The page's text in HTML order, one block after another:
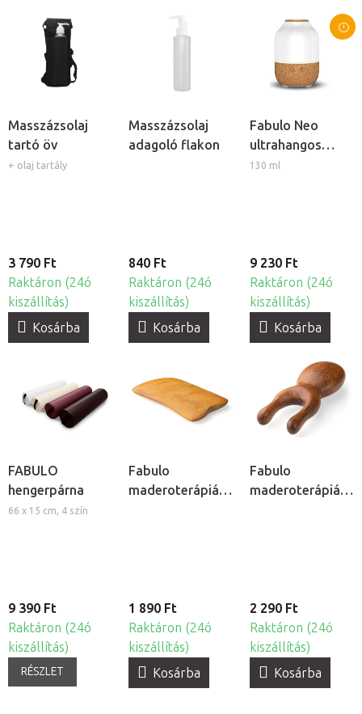
Masszázsolaj
tartó öv
+ olaj tartály
3 790 Ft
Raktáron (24ó
kiszállítás)
Kosárba
Masszázsolaj
adagoló flakon
840 Ft
Raktáron (24ó
kiszállítás)
Kosárba
Fabulo Neo
ultrahangos
aroma diffúzor
130 ml
9 230 Ft
Raktáron (24ó
kiszállítás)
Kosárba
FABULO
hengerpárna
66 x 15 cm, 4 szín
9 390 Ft
Raktáron (24ó
kiszállítás)
RÉSZLET
Fabulo
maderoterápiás
1 890 Ft
Raktáron (24ó
kiszállítás)
Kosárba
Fabulo
maderoterápiás
2 290 Ft
Raktáron (24ó
kiszállítás)
Kosárba